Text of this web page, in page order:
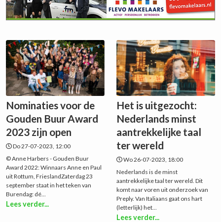
Nominaties voor de
Gouden Buur Award
2023 zijn open
Do 27-07-2023, 12:00
© Anne Harbers - Gouden Buur
Award 2022: Winnaars Anne en Paul
uit Rottum, FrieslandZaterdag 23
september staat in het teken van
Burendag: dé...
Lees verder...
Het is uitgezocht:
Nederlands minst
aantrekkelijke taal
ter wereld
Wo 26-07-2023, 18:00
Nederlands is de minst
aantrekkelijke taal ter wereld. Dit
komt naar voren uit onderzoek van
Preply. Van Italiaans gaat ons hart
(letterlijk) het...
Lees verder...